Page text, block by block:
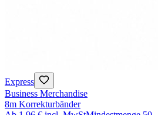
Express
Business Merchandise
8m Korrekturbänder